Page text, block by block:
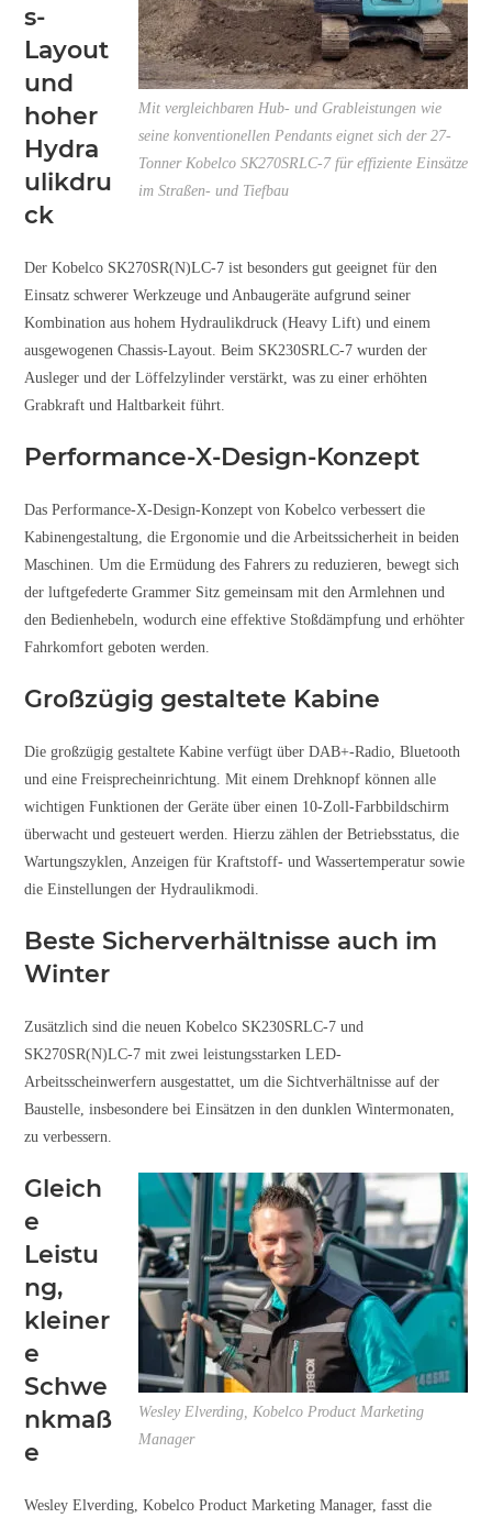
Mit vergleichbaren Hub- und Grableistungen wie
seine konventionellen Pendants eignet sich der 27-
Tonner Kobelco SK270SRLC-7 für effiziente Einsätze
im Straßen- und Tiefbau
s-
Layout
und
hoher
Hydra
ulikdru
ck
Der Kobelco SK270SR(N)LC-7 ist besonders gut geeignet für den
Einsatz schwerer Werkzeuge und Anbaugeräte aufgrund seiner
Kombination aus hohem Hydraulikdruck (Heavy Lift) und einem
ausgewogenen Chassis-Layout. Beim SK230SRLC-7 wurden der
Ausleger und der Löffelzylinder verstärkt, was zu einer erhöhten
Grabkraft und Haltbarkeit führt.
Performance-X-Design-Konzept
Das Performance-X-Design-Konzept von Kobelco verbessert die
Kabinengestaltung, die Ergonomie und die Arbeitssicherheit in beiden
Maschinen. Um die Ermüdung des Fahrers zu reduzieren, bewegt sich
der luftgefederte Grammer Sitz gemeinsam mit den Armlehnen und
den Bedienhebeln, wodurch eine effektive Stoßdämpfung und erhöhter
Fahrkomfort geboten werden.
Großzügig gestaltete Kabine
Die großzügig gestaltete Kabine verfügt über DAB+-Radio, Bluetooth
und eine Freisprecheinrichtung. Mit einem Drehknopf können alle
wichtigen Funktionen der Geräte über einen 10-Zoll-Farbbildschirm
überwacht und gesteuert werden. Hierzu zählen der Betriebsstatus, die
Wartungszyklen, Anzeigen für Kraftstoff- und Wassertemperatur sowie
die Einstellungen der Hydraulikmodi.
Beste Sicherverhältnisse auch im
Winter
Zusätzlich sind die neuen Kobelco SK230SRLC-7 und
SK270SR(N)LC-7 mit zwei leistungsstarken LED-
Arbeitsscheinwerfern ausgestattet, um die Sichtverhältnisse auf der
Baustelle, insbesondere bei Einsätzen in den dunklen Wintermonaten,
zu verbessern.
Wesley Elverding, Kobelco Product Marketing
Manager
Gleich
e
Leistu
ng,
kleiner
e
Schwe
nkmaß
e
Wesley Elverding, Kobelco Product Marketing Manager, fasst die